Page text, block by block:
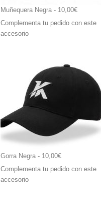
Muñequera Negra - 10,00€
Complementa tu pedido con este
accesorio
Gorra Negra - 10,00€
Complementa tu pedido con este
accesorio